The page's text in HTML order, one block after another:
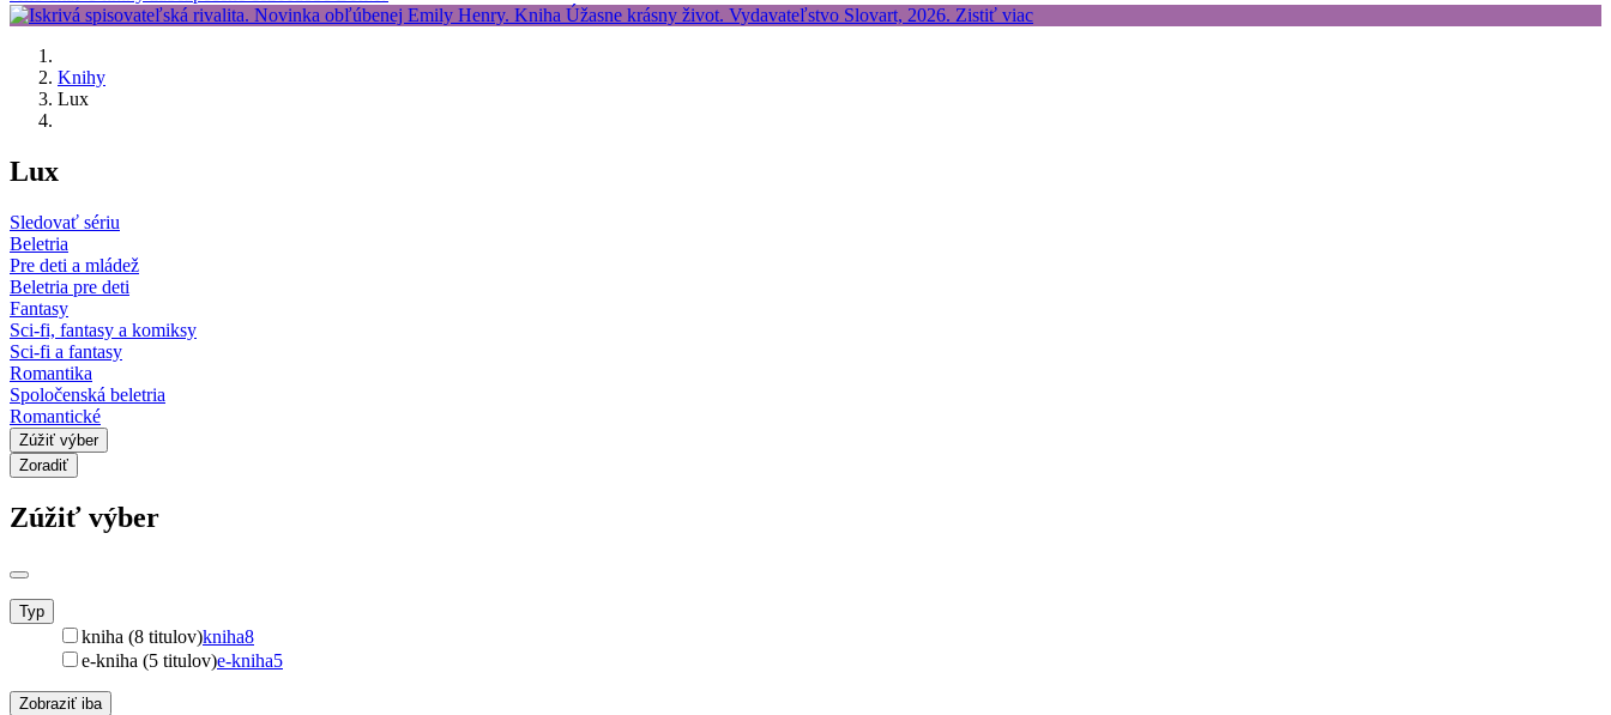
Knihy
Lux
Lux
Sledovať sériu
Beletria
Pre deti a mládež
Beletria pre deti
Fantasy
Sci-fi, fantasy a komiksy
Sci-fi a fantasy
Romantika
Spoločenská beletria
Romantické
Zúžiť výber
Zoradiť
Zúžiť výber
Typ
kniha (8 titulov)kniha8
e-kniha (5 titulov)e-kniha5
Zobraziť iba